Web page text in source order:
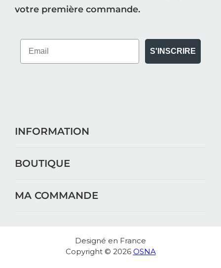
votre première commande.
S'INSCRIRE
INFORMATION
BOUTIQUE
MA COMMANDE
Designé en France
Copyright © 2026 OSNA